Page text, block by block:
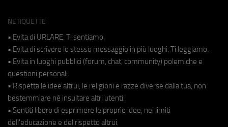
NETIQUETTE
• Evita di URLARE. Ti sentiamo.
• Evita di scrivere lo stesso messaggio in più luoghi. Ti leggiamo.
• Evita in luoghi pubblici (forum, chat, community) polemiche e
questioni personali.
• Rispetta le idee altrui, le religioni e razze diverse dalla tua, non
bestemmiare né insultare altri utenti.
• Sentiti libero di esprimere le proprie idee, nei limiti
dell'educazione e del rispetto altrui.